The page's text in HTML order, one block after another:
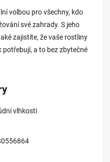
volbou pro všechny, kdo
své zahrady. S jeho
zajistíte, že vaše rostliny
a to bez zbytečné
vlhkosti